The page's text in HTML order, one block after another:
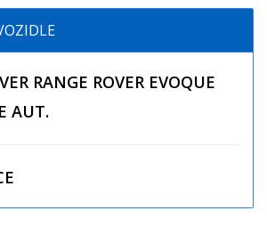
RANGE ROVER EVOQUE
AUT.